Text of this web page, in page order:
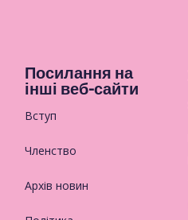
Посилання на
інші веб-сайти
Вступ
Членство
Архів новин